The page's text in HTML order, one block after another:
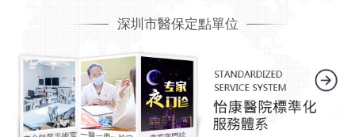
深圳市醫保定點單位